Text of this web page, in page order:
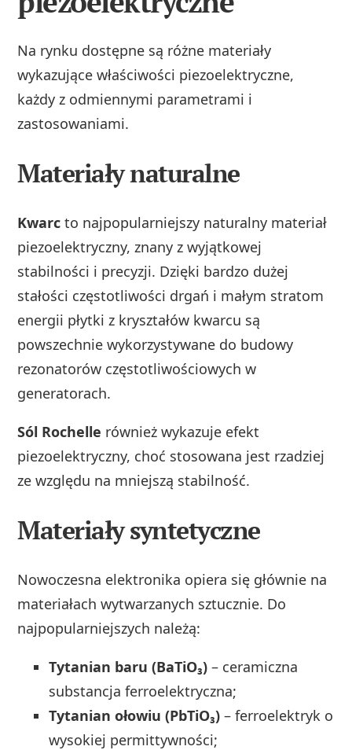
Na rynku dostępne są różne materiały
wykazujące właściwości piezoelektryczne,
każdy z odmiennymi parametrami i
zastosowaniami.
Materiały naturalne
Kwarc to najpopularniejszy naturalny materiał
piezoelektryczny, znany z wyjątkowej
stabilności i precyzji. Dzięki bardzo dużej
stałości częstotliwości drgań i małym stratom
energii płytki z kryształów kwarcu są
powszechnie wykorzystywane do budowy
rezonatorów częstotliwościowych w
generatorach.
Sól Rochelle również wykazuje efekt
piezoelektryczny, choć stosowana jest rzadziej
ze względu na mniejszą stabilność.
Materiały syntetyczne
Nowoczesna elektronika opiera się głównie na
materiałach wytwarzanych sztucznie. Do
najpopularniejszych należą:
Tytanian baru (BaTiO₃) – ceramiczna
substancja ferroelektryczna;
Tytanian ołowiu (PbTiO₃) – ferroelektryk o
wysokiej permittywności;